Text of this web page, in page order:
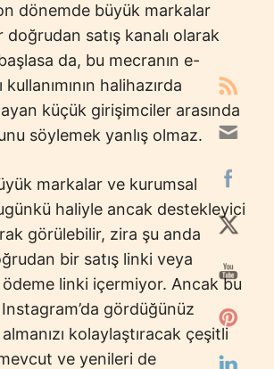
dönemde büyük markalar
doğrudan satış kanalı olarak
da, bu mecranın e-
halihazırda
küçük girişimciler arasında
söylemek yanlış olmaz.
markalar ve kurumsal
haliyle ancak destekleyici
görülebilir, zira şu anda
bir satış linki veya
linki içermiyor. Ancak bu
gördüğünüz
kolaylaştıracak çeşitli
ve yenileri de